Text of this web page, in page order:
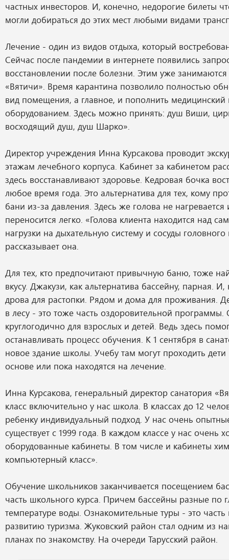
частных инвесторов. И, конечно, недорогие билеты
могли добираться до этих мест любыми видами
Лечение - один из видов отдыха, который
Сейчас после пандемии в интернете появились
восстановлении после болезни. Этим уже
«Вятичи». Время карантина позволило полностью
вид помещения, а главное, и пополнить
оборудованием. Здесь можно принять: душ Виши,
восходящий душ, душ Шарко».
Директор учреждения Инна Курсакова проводит
этажам лечебного корпуса. Кабинет за кабинетом
здесь восстанавливают здоровье. Кедровая бочка
любое время года. Это альтернатива для тех, кому
бани из-за давления. Здесь же голова не
переносится легко. «Голова клиента находится над
нагрузки на дыхательную систему и сосуды головного
рассказывает она.
Для тех, кто предпочитают привычную баню, тоже
вкусу. Джакузи, как альтернатива бассейну, парная.
дрова для растопки. Рядом и дома для проживания.
в лесу - это тоже часть оздоровительной программы.
круглогодично для взрослых и детей. Ведь здесь
останавливать процесс обучения. К 1 сентября в
новое здание школы. Учебу там могут проходить
основе или пока находятся на лечение.
Инна Курсакова, генеральный директор санатория
класс включительно у нас школа. В классах до 12
ребенку индивидуальный подход. У нас очень
существует с 1999 года. В каждом классе у нас очень
оборудованные кабинеты. В том числе и кабинеты
компьютерный класс».
Обучение школьников заканчивается посещением
часть школьного курса. Причем бассейны разные по
температуре воды. Ознакомительные туры - это
развитию туризма. Жуковский район стал одним из
планах по знакомству. На очереди Тарусский район.